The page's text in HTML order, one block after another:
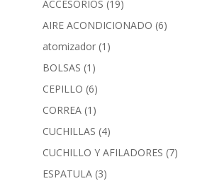
ACCESORIOS (19)
AIRE ACONDICIONADO (6)
atomizador (1)
BOLSAS (1)
CEPILLO (6)
CORREA (1)
CUCHILLAS (4)
CUCHILLO Y AFILADORES (7)
ESPATULA (3)